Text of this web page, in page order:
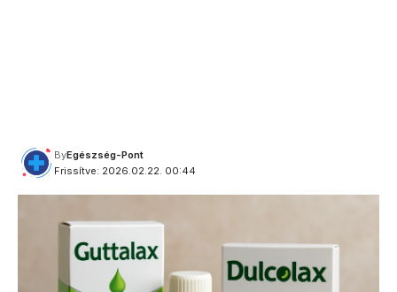
Frissítve: 2026.02.22. 00:44
ByEgészség-Pont